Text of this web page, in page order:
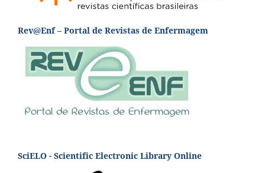
Rev@Enf – Portal de Revistas de Enfermagem
SciELO - Scientific Electronic Library Online